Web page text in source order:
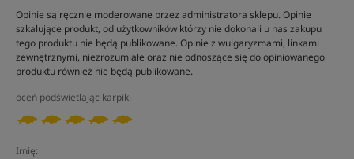
Opinie są ręcznie moderowane przez administratora sklepu. Opinie
szkalujące produkt, od użytkowników którzy nie dokonali u nas zakupu
tego produktu nie będą publikowane. Opinie z wulgaryzmami, linkami
zewnętrznymi, niezrozumiałe oraz nie odnoszące się do opiniowanego
produktu również nie będą publikowane.
oceń podświetlając karpiki
Imię: